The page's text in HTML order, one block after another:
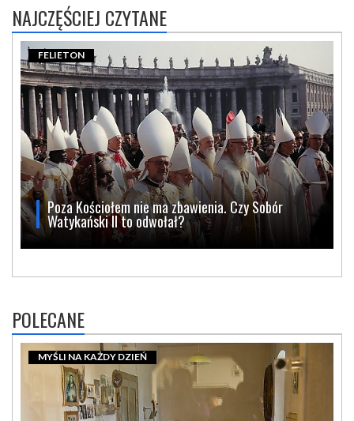
NAJCZĘŚCIEJ CZYTANE
Poza Kościołem nie ma zbawienia. Czy Sobór
Watykański II to odwołał?
FELIETON
POLECANE
MYŚLI NA KAŻDY DZIEŃ